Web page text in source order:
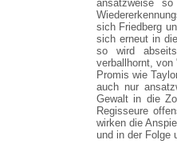
ansatzweise
sich Friedberg
sich erneut in
so wird
verballhornt,
Promis wie
auch nur
Gewalt in die
Regisseure
wirken die
und in der Folge